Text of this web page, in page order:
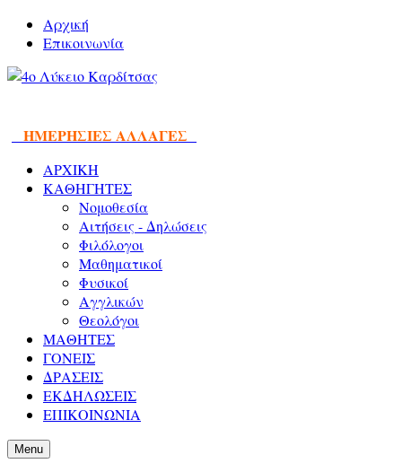
Αρχική
Επικοινωνία
ΗΜΕΡΗΣΙΕΣ ΑΛΛΑΓΕΣ
ΑΡΧΙΚΗ
ΚΑΘΗΓΗΤΕΣ
Νομοθεσία
Αιτήσεις - Δηλώσεις
Φιλόλογοι
Μαθηματικοί
Φυσικοί
Αγγλικών
Θεολόγοι
ΜΑΘΗΤΕΣ
ΓΟΝΕΙΣ
ΔΡΑΣΕΙΣ
ΕΚΔΗΛΩΣΕΙΣ
ΕΠΙΚΟΙΝΩΝΙΑ
Menu